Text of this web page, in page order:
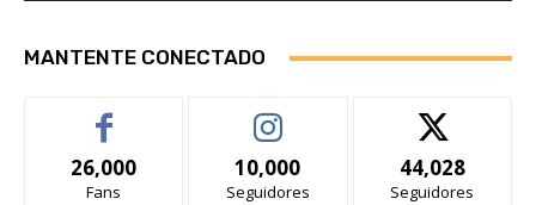
MANTENTE CONECTADO
26,000
Fans
10,000
Seguidores
44,028
Seguidores